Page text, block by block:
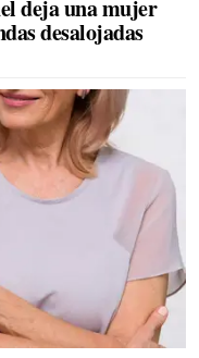
deja una mujer
desalojadas